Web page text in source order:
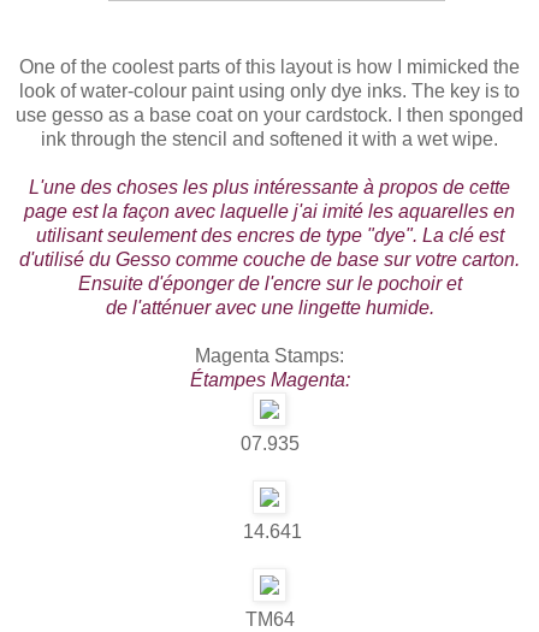
One of the coolest parts of this layout is how I mimicked the
look of water-colour paint using only dye inks. The key is to
use gesso as a base coat on your cardstock. I then sponged
ink through the stencil and softened it with a wet wipe.
L'une des choses les plus intéressante à propos de cette
page est la façon avec laquelle j'ai imité les aquarelles en
utilisant seulement des encres de type "dye". La clé est
d'utilisé du Gesso comme couche de base sur votre carton.
Ensuite d'éponger de l'encre sur le pochoir et
de l'atténuer avec une lingette humide.
Magenta Stamps:
Étampes Magenta:
07.935
14.641
TM64